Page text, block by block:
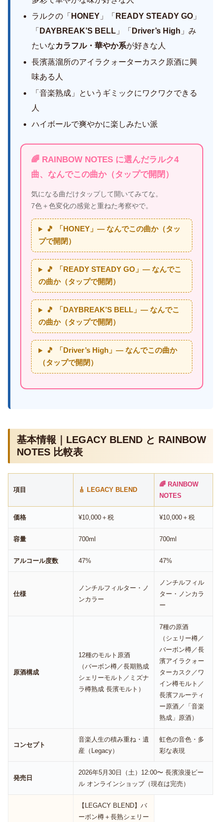
ラルクの「 HONEY 」「 READY STEADY GO 」
「 DAYBREAK’S BELL 」「 Driver’s High 」み
たいなカラフル・華やか系が好きな人
長濱蒸溜所のアイラクォーターカスク原酒に興
味ある人
「音楽熟成」というギミックにワクワクできる
人
ハイボールで爽やかに楽しみたい派
🌈 RAINBOW NOTES に選んだラルク4
曲、なんでこの曲か（タップで開閉）
気になる曲だけタップして開いてみてな。
7色＋色変化の感覚と重ねた考察やで。
🎵 「HONEY」— なんでこの曲か（タッ
プで開閉）
🎵 「READY STEADY GO」— なんでこ
の曲か（タップで開閉）
🎵 「DAYBREAK’S BELL」— なんでこ
の曲か（タップで開閉）
🎵 「Driver’s High」— なんでこの曲か
（タップで開閉）
基本情報｜LEGACY BLEND と RAINBOW
NOTES 比較表
項目 🎸 LEGACY BLEND
🌈 RAINBOW
NOTES
価格 ¥10,000＋税 ¥10,000＋税
容量 700ml 700ml
アルコール度数 47% 47%
仕様
ノンチルフィルター・ノ
ンカラー
ノンチルフィル
ター・ノンカラ
ー
原酒構成
12種のモルト原酒
（バーボン樽／長期熟成
シェリーモルト／ミズナ
ラ樽熟成 長濱モルト）
7種の原酒
（シェリー樽／
バーボン樽／長
濱アイラクォー
ターカスク／ワ
イン樽モルト／
長濱フルーティ
ー原酒／「音楽
熟成」原酒）
コンセプト
音楽人生の積み重ね・遺
産（Legacy）
虹色の音色・多
彩な表現
発売日
2026年5月30日（土）12:00〜 長濱浪漫ビー
ル オンラインショップ（現在は完売）
【LEGACY BLEND】バ
ーボン樽＋長熟シェリー